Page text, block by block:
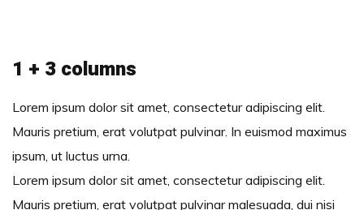
1 + 3 columns
Lorem ipsum dolor sit amet, consectetur adipiscing elit.
Mauris pretium, erat volutpat pulvinar. In euismod maximus
ipsum, ut luctus urna.
Lorem ipsum dolor sit amet, consectetur adipiscing elit.
Mauris pretium, erat volutpat pulvinar malesuada, dui nisi